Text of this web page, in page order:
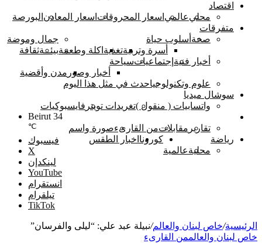
اقتصاد
محليعالمي اسعار المحروقات اسعار المعادن البورصة
متفرقات
صحة أسلوب حياة
أسرة وتربيةتغذية اكلة وطعمة
جمال وموضة
بيئــةثقافة
أخبار فنية إجتماعياتسياحة
أخبار وصور مدن وأقضية
علوم وتكنولوجياحدث في مثل هذا اليوم
سوشال ميديا
واتسابيات ( منقول )تغريدات تويتر فايسبوكيات
تقارير مقابلاتمن القارىءصورة واسم
رياضة
محليةعالمية
كورونا اخبار الطقس
Beirut 34
℃
فيسبوك
‫X
لينكدإن
‫YouTube
انستقرام
تيلقرام
‫TikTok
الرئيسية/خاص لبنان والعالم/نبيلة عبد علي: “ليلى والفرسان”
خاص لبنان والعالممن القارىء